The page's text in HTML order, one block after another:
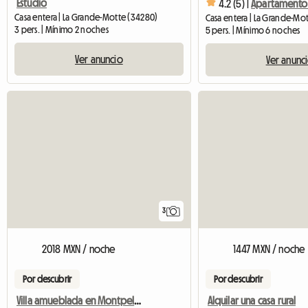
Estudio
Casa entera | La Grande-Motte (34280)
3 pers. | Mínimo 2 noches
Ver anuncio
4.2 (5) |
5 pers. | Mínimo 6 noches
Ver
3
2018 MXN / noche
Por descubrir
Villa amueblada en Montpellier
1447 MXN / noche
Por descubrir
Alquilar una casa rural